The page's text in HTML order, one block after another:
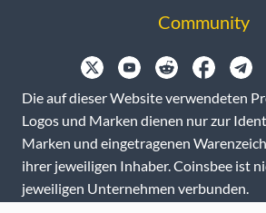
Community
Die auf dieser Website verwendeten
Logos und Marken dienen nur zur
Marken und eingetragenen
ihrer jeweiligen Inhaber. Coinsbee ist
jeweiligen Unternehmen verbunden.